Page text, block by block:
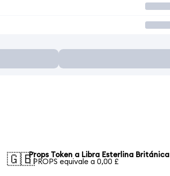
🇬🇧Props Token a Libra Esterlina Británica
1 PROPS equivale a 0,00 £